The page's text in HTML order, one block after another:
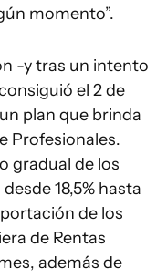
momento”.
-y tras un intento
el 2 de
plan que brinda
Profesionales.
gradual de los
18,5% hasta
de los
de Rentas
además de